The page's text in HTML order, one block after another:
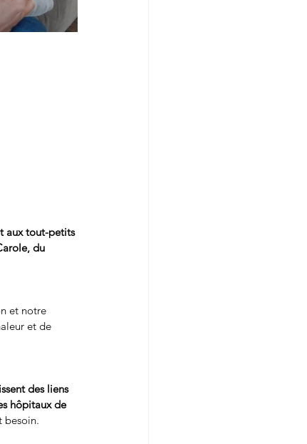
aux tout-petits
du
et notre
et de
des liens
hôpitaux de
besoin.